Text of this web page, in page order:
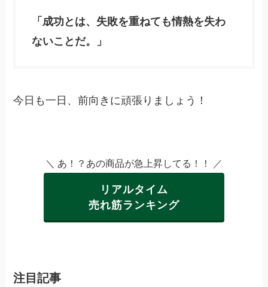
「成功とは、失敗を重ねても情熱を失わ
ないことだ。」
今日も一日、前向きに頑張りましょう！
＼ あ！？あの商品が急上昇してる！！ ／
リアルタイム
売れ筋ランキング
注目記事